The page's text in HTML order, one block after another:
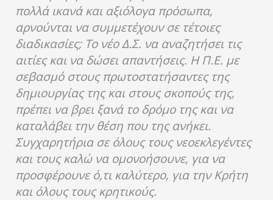
πολλά ικανά και αξιόλογα πρόσωπα,
αρνούνται να συμμετέχουν σε τέτοιες
διαδικασίες; Το νέο Δ.Σ. να αναζητήσει τις
αιτίες και να δώσει απαντήσεις. Η Π.Ε. με
σεβασμό στους πρωτοστατήσαντες της
δημιουργίας της και στους σκοπούς της,
πρέπει να βρει ξανά το δρόμο της και να
καταλάβει την θέση που της ανήκει.
Συγχαρητήρια σε όλους τους νεοεκλεγέντες
και τους καλώ να ομονοήσουνε, για να
προσφέρουνε ό,τι καλύτερο, για την Κρήτη
και όλους τους κρητικούς.